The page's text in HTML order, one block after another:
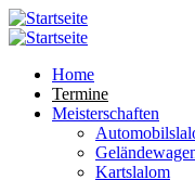
Direkt zum Inhalt
Skip to search
Hauptmenü
Home
Termine
Meisterschaften
Kartslalom